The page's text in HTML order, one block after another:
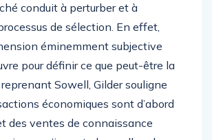
conduit à perturber et à
de sélection. En effet,
éminemment subjective
pour définir ce que peut-être la
Sowell, Gilder souligne
économiques sont d’abord
des ventes de connaissance